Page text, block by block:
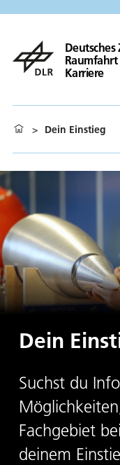
Raumfahrt
Karriere
> Dein Einstieg
Dein
Suchst du
Fachgebiet
deinem